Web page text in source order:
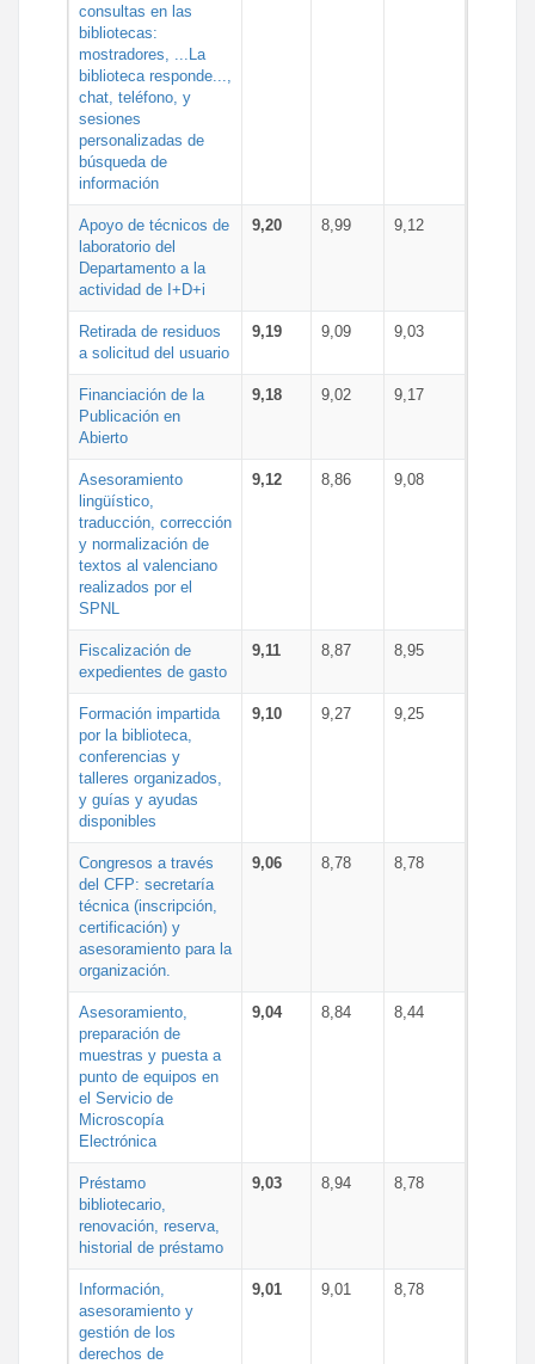
consultas en las
bibliotecas:
mostradores, ...La
biblioteca responde...,
chat, teléfono, y
sesiones
personalizadas de
búsqueda de
información
Apoyo de técnicos de
laboratorio del
Departamento a la
actividad de I+D+i
9,20 8,99 9,12
Retirada de residuos
a solicitud del usuario
9,19 9,09 9,03
Financiación de la
Publicación en
Abierto
9,18 9,02 9,17
Asesoramiento
lingüístico,
traducción, corrección
y normalización de
textos al valenciano
realizados por el
SPNL
9,12 8,86 9,08
Fiscalización de
expedientes de gasto
9,11 8,87 8,95
Formación impartida
por la biblioteca,
conferencias y
talleres organizados,
y guías y ayudas
disponibles
9,10 9,27 9,25
Congresos a través
del CFP: secretaría
técnica (inscripción,
certificación) y
asesoramiento para la
organización.
9,06 8,78 8,78
Asesoramiento,
preparación de
muestras y puesta a
punto de equipos en
el Servicio de
Microscopía
Electrónica
9,04 8,84 8,44
Préstamo
bibliotecario,
renovación, reserva,
historial de préstamo
9,03 8,94 8,78
Información,
asesoramiento y
gestión de los
derechos de
9,01 9,01 8,78